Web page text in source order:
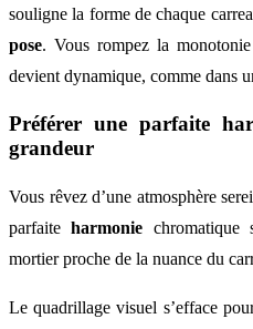
souligne la forme de chaque
pose. Vous rompez la
devient dynamique, comme dans
Préférer une parfaite
grandeur
Vous rêvez d’une atmosphère
parfaiteharmonie chromatique
mortier proche de la nuance du
Le quadrillage visuel s’efface